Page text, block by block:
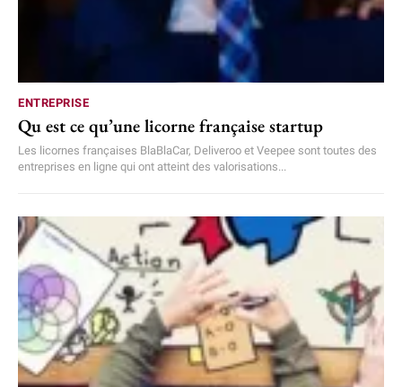
ENTREPRISE
Qu est ce qu’une licorne française startup
Les licornes françaises BlaBlaCar, Deliveroo et Veepee sont toutes des
entreprises en ligne qui ont atteint des valorisations...